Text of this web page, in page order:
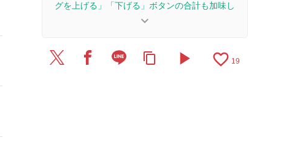
グを上げる」「下げる」ボタンの合計も加味し
2026/7/30：1本のレビューを追加・更新。
keyboard_arrow_down
content_copy play_arrow favorite_border 19